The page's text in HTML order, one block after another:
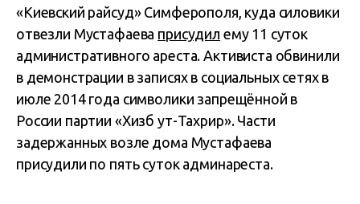
«Киевский райсуд» Симферополя, куда силовики
отвезли Мустафаева присудил ему 11 суток
административного ареста. Активиста обвинили
в демонстрации в записях в социальных сетях в
июле 2014 года символики запрещённой в
России партии «Хизб ут-Тахрир». Части
задержанных возле дома Мустафаева
присудили по пять суток админареста.